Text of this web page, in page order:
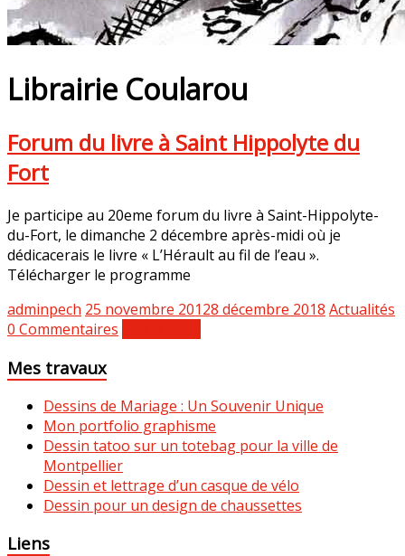
Librairie Coularou
Forum du livre à Saint Hippolyte du
Fort
Je participe au 20eme forum du livre à Saint-Hippolyte-
du-Fort, le dimanche 2 décembre après-midi où je
dédicacerais le livre « L’Hérault au fil de l’eau ».
Télécharger le programme
adminpech 25 novembre 20128 décembre 2018 Actualités
0 Commentaires
Mes travaux
Dessins de Mariage : Un Souvenir Unique
Mon portfolio graphisme
Dessin tatoo sur un totebag pour la ville de
Montpellier
Dessin et lettrage d’un casque de vélo
Dessin pour un design de chaussettes
Liens